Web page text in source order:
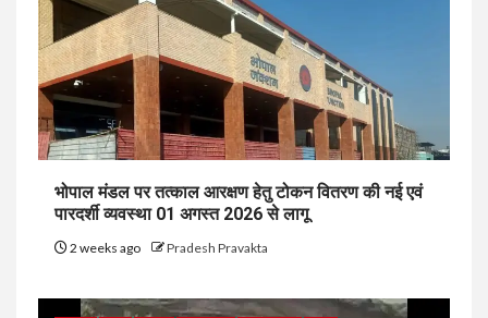
भोपाल मंडल पर तत्काल आरक्षण हेतु टोकन वितरण की नई एवं
पारदर्शी व्यवस्था 01 अगस्त 2026 से लागू
2 weeks ago Pradesh Pravakta